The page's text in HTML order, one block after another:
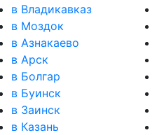
в Владикавказ
в Моздок
в Азнакаево
в Арск
в Болгар
в Буинск
в Заинск
в Казань